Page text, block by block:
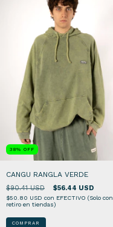
38% OFF
CANGU RANGLA VERDE
$90.41 USD $56.44 USD
$50.80 USD con EFECTIVO (Solo con
retiro en tiendas)
COMPRAR